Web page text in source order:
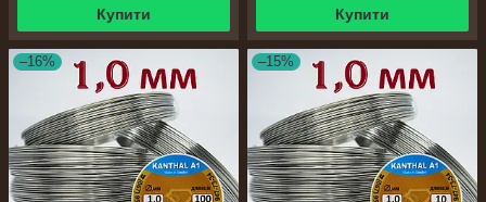
Купити Купити
–16% –15%